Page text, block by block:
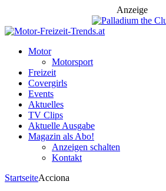
Anzeige
Motor
Motorsport
Freizeit
Covergirls
Events
Aktuelles
TV Clips
Aktuelle Ausgabe
Magazin als Abo!
Anzeigen schalten
Kontakt
StartseiteAcciona